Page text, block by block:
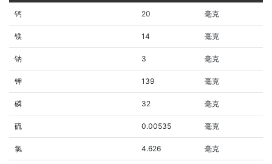
钙 20 毫克
镁 14 毫克
钠 3 毫克
钾 139 毫克
磷 32 毫克
硫 0.00535 毫克
氯 4.626 毫克